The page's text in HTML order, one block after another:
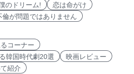
のドリーム!
恋は命がけ
倫が問題ではありません
コーナー
韓国時代劇20選
映画レビュー
紹介